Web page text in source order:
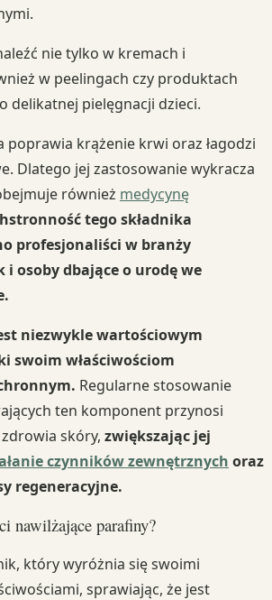
nie tylko w kremach i
w peelingach czy produktach
delikatnej pielęgnacji dzieci.
poprawia krążenie krwi oraz łagodzi
Dlatego jej zastosowanie wykracza
również medycynę
tego składnika
profesjonaliści w branży
i osoby dbające o urodę we
niezwykle wartościowym
swoim właściwościom
Regularne stosowanie
ten komponent przynosi
skóry, zwiększając jej
czynników zewnętrznych oraz
regeneracyjne.
nawilżające parafiny?
który wyróżnia się swoimi
sprawiając, że jest